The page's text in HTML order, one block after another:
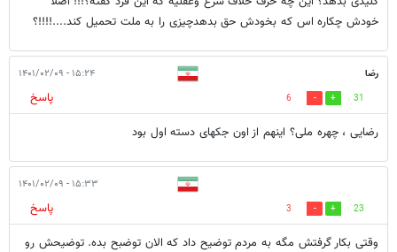
خودش چکاره اس که بخودش حق بدهدچیزی را به ملت تحمیل کند....!!!!؟
رضا ۱۵:۲۴ - ۱۴۰۱/۰۲/۰۹
31
6
پاسخ
رضایی ، چهره ملی؟ اینهم از اون جکهای دسته اول بود
۱۵:۳۳ - ۱۴۰۱/۰۲/۰۹
23
3
پاسخ
وقتی بکار گرفتش مگه به مردم توضیح داد که الان توضبح بده. توضیحش رو